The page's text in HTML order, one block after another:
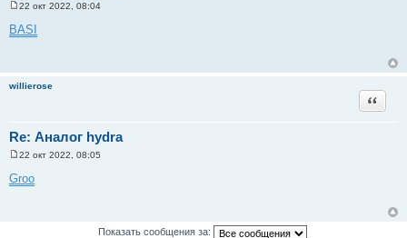
о
о
и
22 окт 2022, 08:04
BASI
willierose
Re: Аналог hydra
Цитата
о
22 окт 2022, 08:05
Groo
Показать сообщения за: